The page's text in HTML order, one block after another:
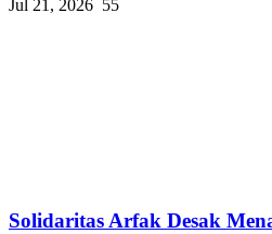
Jul 21, 2026 55
Solidaritas Arfak Desak